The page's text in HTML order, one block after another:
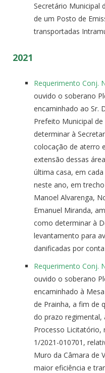
Secretário Municipal
de um Posto de
transportadas
2021
Requerimento Conj.
ouvido o soberano
encaminhado ao Sr.
Prefeito Municipal
determinar à
colocação de aterro
extensão dessas
última casa, em
neste ano, em
Manoel Alvarenga,
Emanuel Miranda,
como determinar à
levantamento para
danificadas por
Requerimento Conj.
ouvido o soberano
encaminhado à
de Prainha, a fim de
do prazo regimental,
Processo Licitatório,
1/2021-010701,
Muro da Câmara de
maior eficiência e